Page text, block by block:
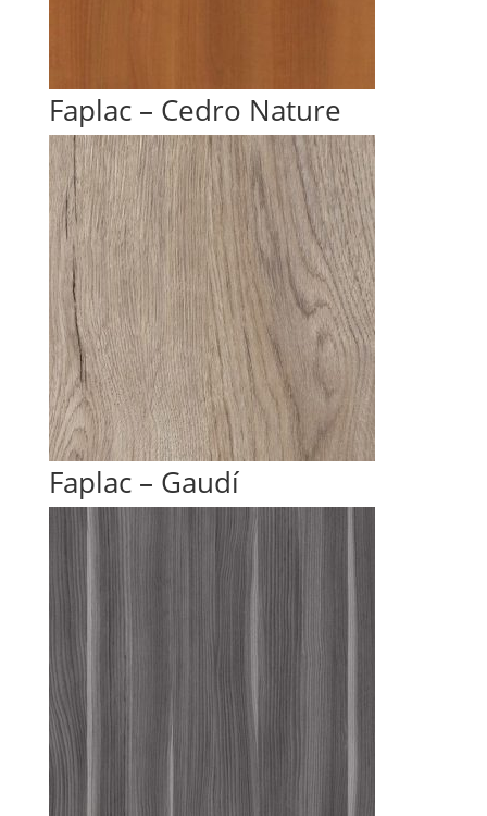
Faplac – Cedro Nature
Faplac – Gaudí